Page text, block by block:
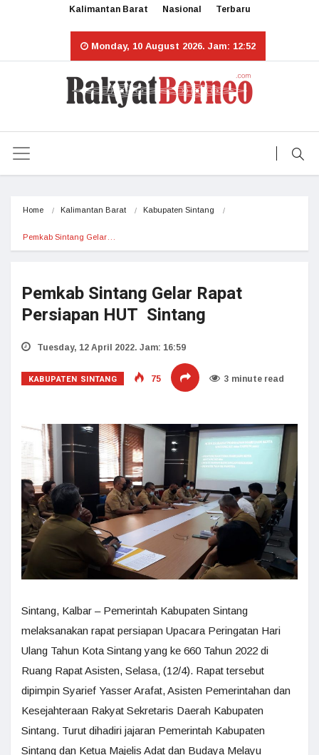
Kalimantan Barat Nasional Terbaru
Monday, 10 August 2026. Jam: 12:52
Home Kalimantan Barat Kabupaten Sintang
Pemkab Sintang Gelar…
Pemkab Sintang Gelar Rapat
Persiapan HUT Sintang
Tuesday, 12 April 2022. Jam: 16:59
KABUPATEN SINTANG 75 3 minute read
Sintang, Kalbar – Pemerintah Kabupaten Sintang
melaksanakan rapat persiapan Upacara Peringatan Hari
Ulang Tahun Kota Sintang yang ke 660 Tahun 2022 di
Ruang Rapat Asisten, Selasa, (12/4). Rapat tersebut
dipimpin Syarief Yasser Arafat, Asisten Pemerintahan dan
Kesejahteraan Rakyat Sekretaris Daerah Kabupaten
Sintang. Turut dihadiri jajaran Pemerintah Kabupaten
Sintang dan Ketua Majelis Adat dan Budaya Melayu